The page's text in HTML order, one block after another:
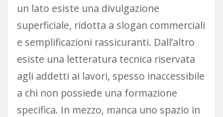
un lato esiste una divulgazione
superficiale, ridotta a slogan commerciali
e semplificazioni rassicuranti. Dall’altro
esiste una letteratura tecnica riservata
agli addetti ai lavori, spesso inaccessibile
a chi non possiede una formazione
specifica. In mezzo, manca uno spazio in